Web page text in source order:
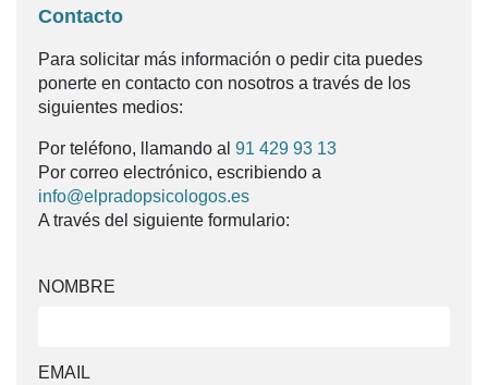
Contacto
Para solicitar más información o pedir cita puedes
ponerte en contacto con nosotros a través de los
siguientes medios:
Por teléfono, llamando al 91 429 93 13
Por correo electrónico, escribiendo a
info@elpradopsicologos.es
A través del siguiente formulario:
NOMBRE
EMAIL